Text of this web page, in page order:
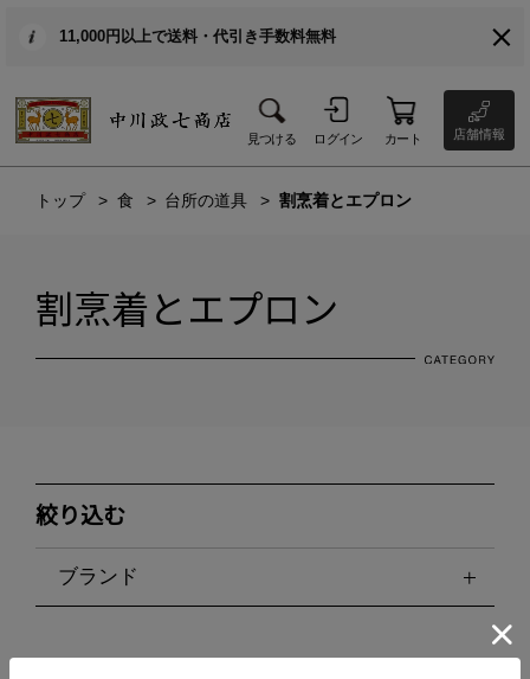
11,000円以上で送料・代引き手数料無料
見つける ログイン カート 店舗情報
トップ 食 台所の道具 割烹着とエプロン
割烹着とエプロン
絞り込む
ブランド